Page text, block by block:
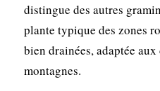
distingue des autres
plante typique des zones
bien drainées, adaptée
montagnes.